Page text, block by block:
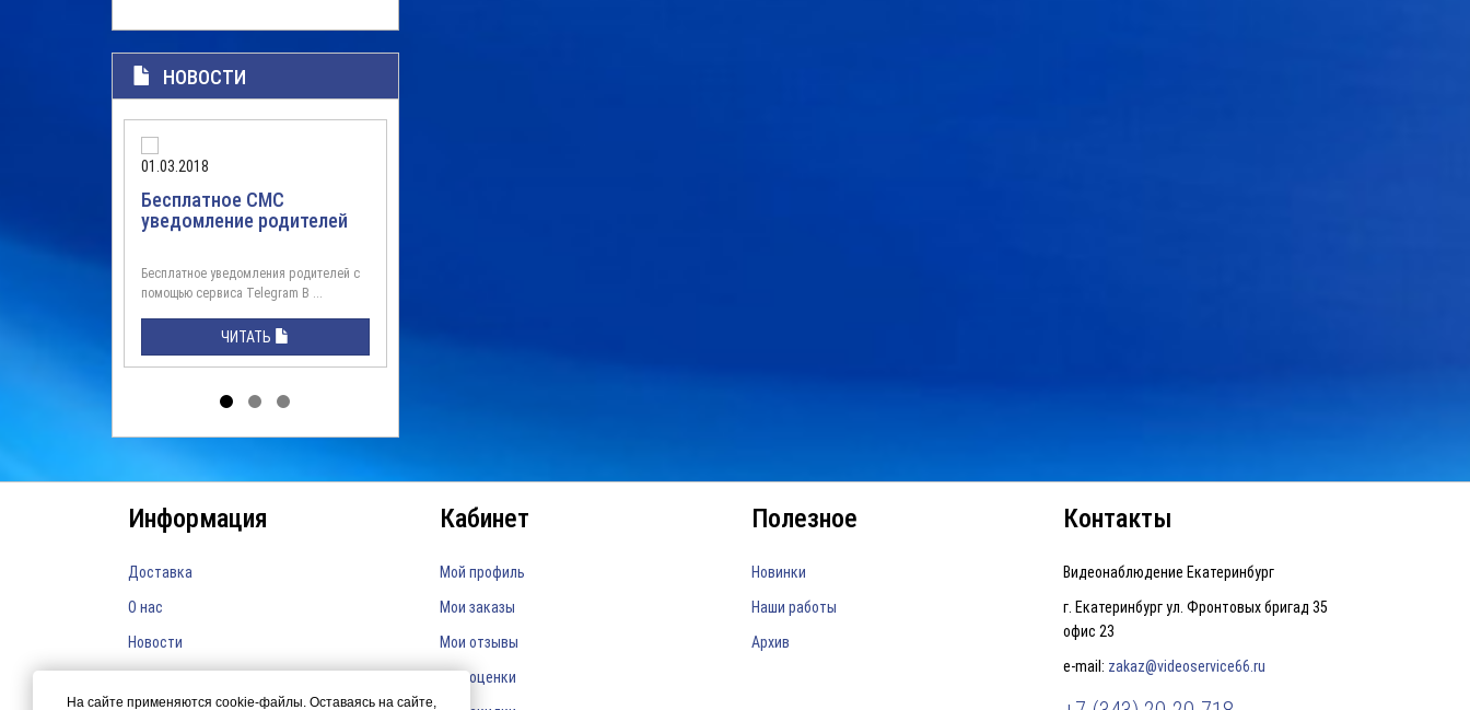
НОВОСТИ
01.03.2018
Бесплатное СМС
уведомление родителей
Бесплатное уведомления родителей с
помощью сервиса Telegram В ...
ЧИТАТЬ
Информация
Доставка
О нас
Новости
Кабинет
Мой профиль
Мои заказы
Мои отзывы
Мои оценки
Полезное
Новинки
Наши работы
Архив
Контакты
Видеонаблюдение Екатеринбург
г. Екатеринбург ул. Фронтовых бригад 35
офис 23
e-mail: zakaz@videoservice66.ru
На сайте применяются cookie-файлы. Оставаясь на сайте,